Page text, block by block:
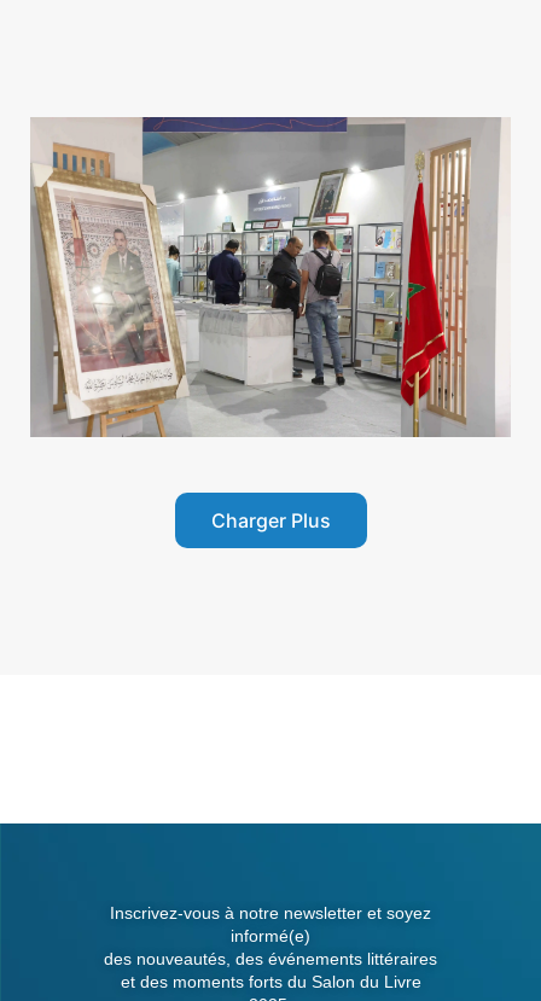
Charger Plus
Inscrivez-vous à notre newsletter et soyez
informé(e)
des nouveautés, des événements littéraires
et des moments forts du Salon du Livre